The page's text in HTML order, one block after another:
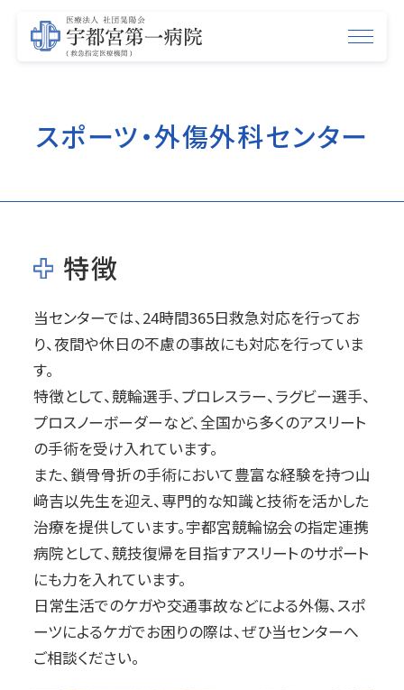
スポーツ・外傷外科センター
特徴
当センターでは、24時間365日救急対応を行ってお
り、夜間や休日の不慮の事故にも対応を行っていま
す。
特徴として、競輪選手、プロレスラー、ラグビー選手、
プロスノーボーダーなど、全国から多くのアスリート
の手術を受け入れています。
また、鎖骨骨折の手術において豊富な経験を持つ山
﨑吉以先生を迎え、専門的な知識と技術を活かした
治療を提供しています。宇都宮競輪協会の指定連携
病院として、競技復帰を目指すアスリートのサポート
にも力を入れています。
日常生活でのケガや交通事故などによる外傷、スポ
ーツによるケガでお困りの際は、ぜひ当センターへ
ご相談ください。